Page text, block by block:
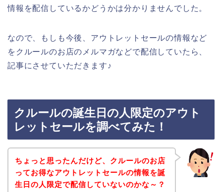
情報を配信しているかどうかは分かりませんでした。
なので、もしも今後、アウトレットセールの情報など
をクルールのお店のメルマガなどで配信していたら、
記事にさせていただきます♪
クルールの誕生日の人限定のアウト
レットセールを調べてみた！
ちょっと思ったんだけど、クルールのお店
ってお得なアウトレットセールの情報を誕
生日の人限定で配信していないのかな～？